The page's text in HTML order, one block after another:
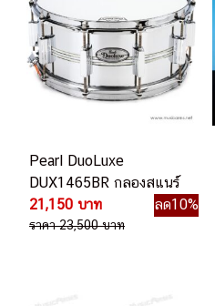
Pearl DuoLuxe
DUX1465BR กลองสแนร์
21,150 บาท
ลด10%
ราคา 23,500 บาท